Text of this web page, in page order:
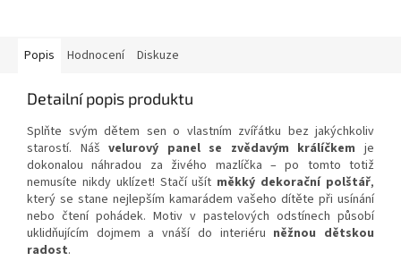
Popis Hodnocení Diskuze
Detailní popis produktu
Splňte svým dětem sen o vlastním zvířátku bez jakýchkoliv
starostí. Nášvelurový panel se zvědavým králíčkem je
dokonalou náhradou za živého mazlíčka – po tomto totiž
nemusíte nikdy uklízet! Stačí ušít měkký dekorační polštář,
který se stane nejlepším kamarádem vašeho dítěte při usínání
nebo čtení pohádek. Motiv v pastelových odstínech působí
uklidňujícím dojmem a vnáší do interiéru něžnou dětskou
radost.